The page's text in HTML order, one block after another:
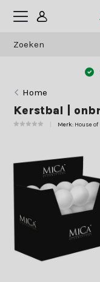
Home
Kerstbal |
Merk: House